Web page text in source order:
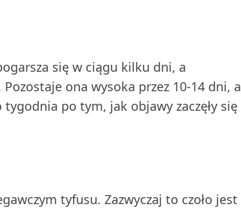
się w ciągu kilku dni, a
ona wysoka przez 10-14 dni, a
po tym, jak objawy zaczęły się
tyfusu. Zazwyczaj to czoło jest